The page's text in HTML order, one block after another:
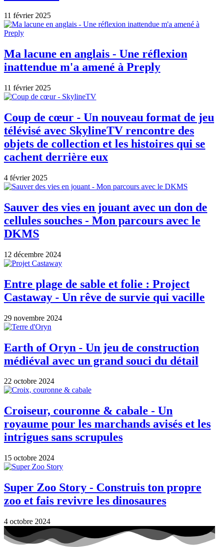
11 février 2025
Ma lacune en anglais - Une réflexion
inattendue m'a amené à Preply
11 février 2025
Coup de cœur - Un nouveau format de jeu
télévisé avec SkylineTV rencontre des
objets de collection et les histoires qui se
cachent derrière eux
4 février 2025
Sauver des vies en jouant avec un don de
cellules souches - Mon parcours avec le
DKMS
12 décembre 2024
Entre plage de sable et folie : Project
Castaway - Un rêve de survie qui vacille
29 novembre 2024
Earth of Oryn - Un jeu de construction
médiéval avec un grand souci du détail
22 octobre 2024
Croiseur, couronne & cabale - Un
royaume pour les marchands avisés et les
intrigues sans scrupules
15 octobre 2024
Super Zoo Story - Construis ton propre
zoo et fais revivre les dinosaures
4 octobre 2024